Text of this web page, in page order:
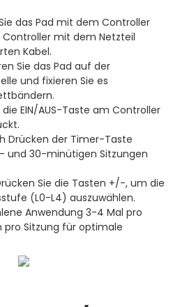
das Pad mit dem Controller
mit dem Netzteil
Kabel.
Sie das Pad auf der
und fixieren Sie es
EIN/AUS-Taste am Controller
Drücken der Timer-Taste
und 30-minütigen Sitzungen
Sie die Tasten +/-, um die
(L0-L4) auszuwählen.
Anwendung 3-4 Mal pro
pro Sitzung für optimale